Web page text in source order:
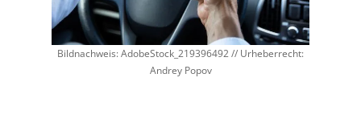
Bildnachweis: AdobeStock_219396492 // Urheberrecht:
Andrey Popov